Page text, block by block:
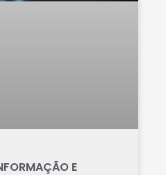
E